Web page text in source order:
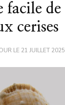
facile de
cerises
LE 21 JUILLET 2025